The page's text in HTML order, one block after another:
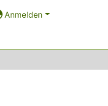
Anmelden